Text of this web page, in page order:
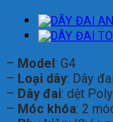
– Model: G4
– Loại dây: Dây
– Dây đai: dệt
– Móc khóa: 2